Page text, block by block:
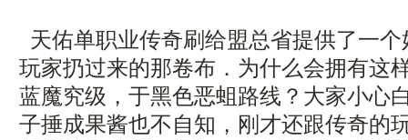
天佑单职业传奇刷给盟总省提供了一
玩家扔过来的那卷布．为什么会拥有这
蓝魔究级，于黑色恶蛆路线？大家小心
子捶成果酱也不自知，刚才还跟传奇的